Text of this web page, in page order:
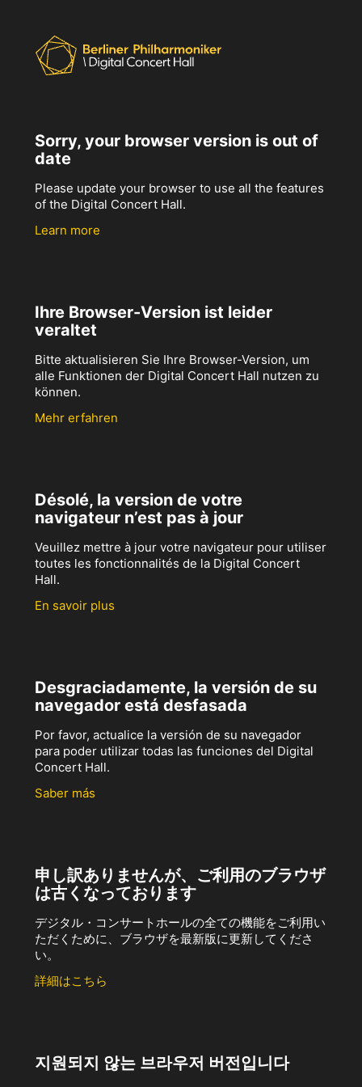
Sorry, your browser version is out of
date
Please update your browser to use all the features
of the Digital Concert Hall.
Learn more
Ihre Browser-Version ist leider
veraltet
Bitte aktualisieren Sie Ihre Browser-Version, um
alle Funktionen der Digital Concert Hall nutzen zu
können.
Mehr erfahren
Désolé, la version de votre
navigateur n’est pas à jour
Veuillez mettre à jour votre navigateur pour utiliser
toutes les fonctionnalités de la Digital Concert
Hall.
En savoir plus
Desgraciadamente, la versión de su
navegador está desfasada
Por favor, actualice la versión de su navegador
para poder utilizar todas las funciones del Digital
Concert Hall.
Saber más
申し訳ありませんが、ご利用のブラウザ
は古くなっております
デジタル・コンサートホールの全ての機能をご利用い
ただくために、ブラウザを最新版に更新してくださ
い。
詳細はこちら
지원되지 않는 브라우저 버전입니다